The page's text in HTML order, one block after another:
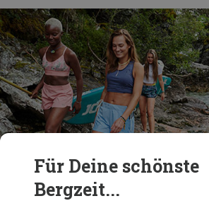
Für Deine schönste
Bergzeit...